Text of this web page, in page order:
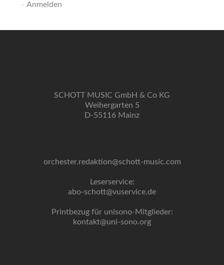
Anmelden
SCHOTT MUSIC GmbH & Co KG
Weihergarten 5
D-55116 Mainz
orchester.redaktion@schott-music.com
Leserservice:
abo-schott@vuservice.de
Printbezug für unisono-Mitglieder:
kontakt@uni-sono.org